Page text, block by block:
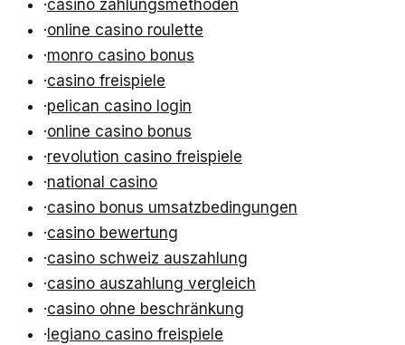
·casino zahlungsmethoden
·online casino roulette
·monro casino bonus
·casino freispiele
·pelican casino login
·online casino bonus
·revolution casino freispiele
·national casino
·casino bonus umsatzbedingungen
·casino bewertung
·casino schweiz auszahlung
·casino auszahlung vergleich
·casino ohne beschränkung
· legiano casino freispiele